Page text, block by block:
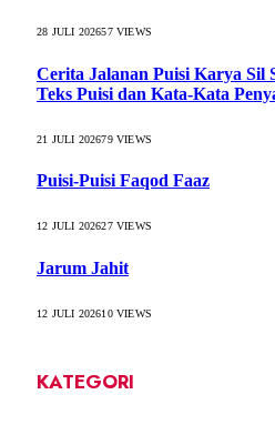
28 JULI 202657VIEWS
Cerita Jalanan Puisi Karya Sil
Teks Puisi dan Kata-Kata
21 JULI 202679VIEWS
Puisi-Puisi Faqod Faaz
12 JULI 202627VIEWS
Jarum Jahit
12 JULI 202610VIEWS
KATEGORI